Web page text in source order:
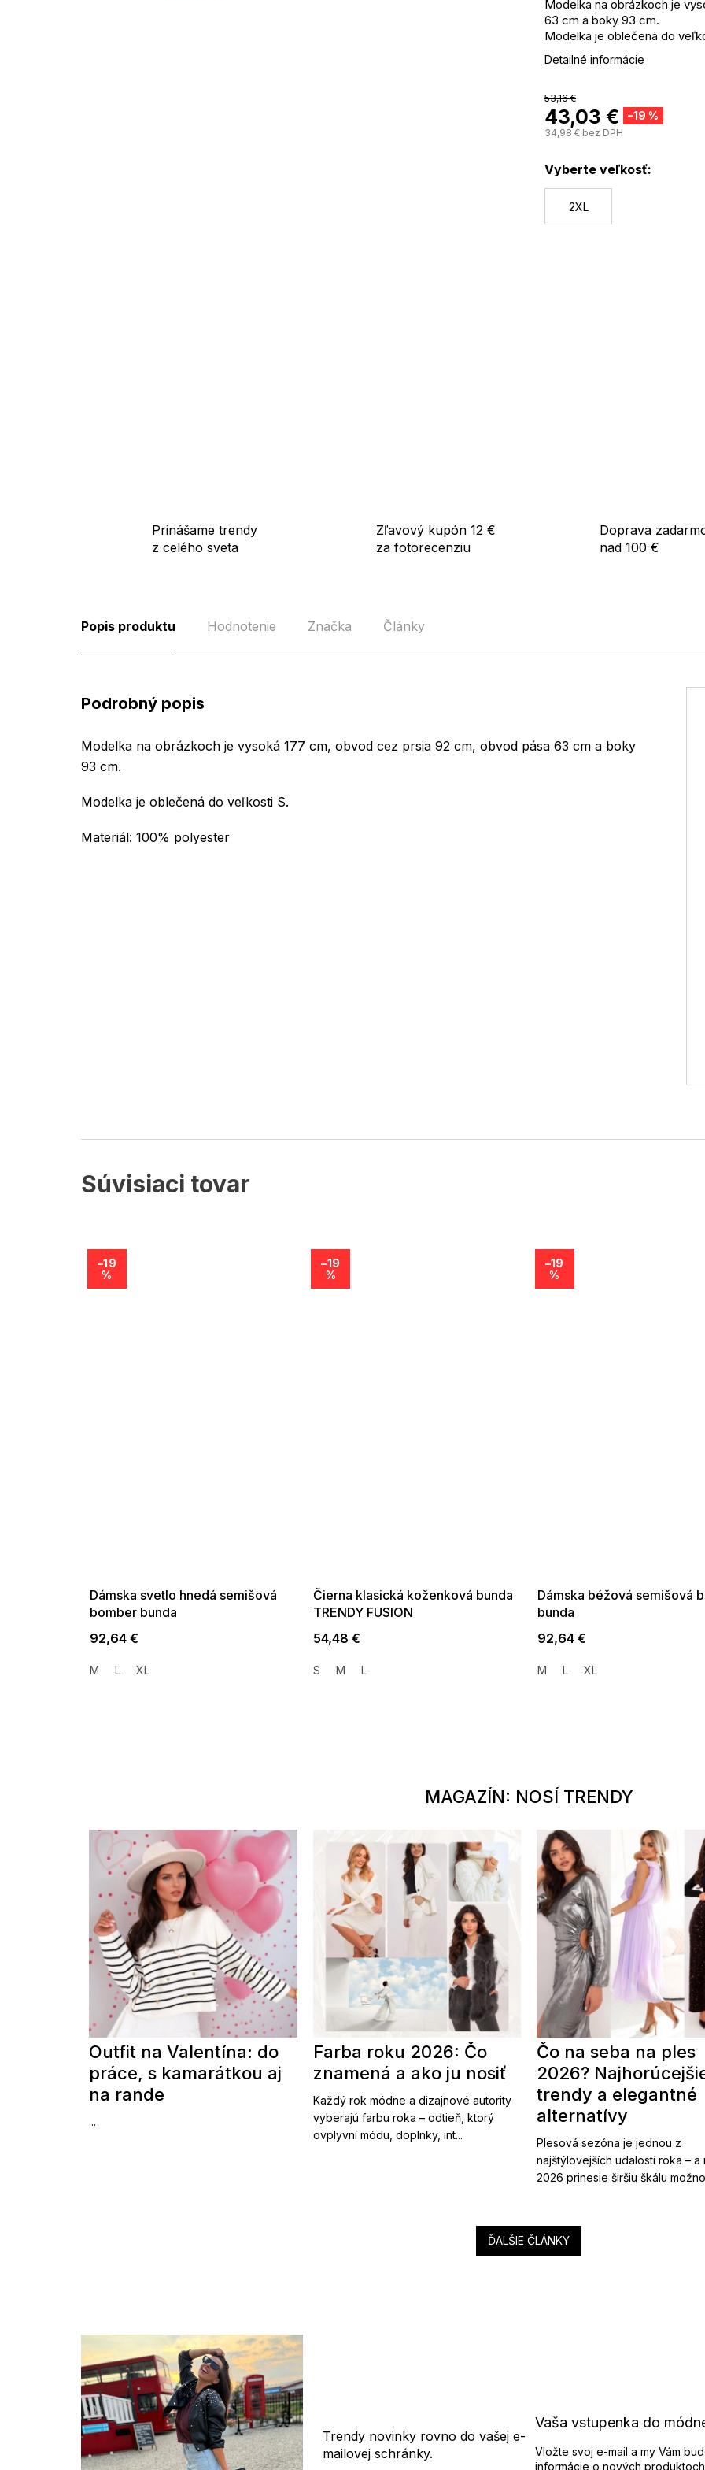
53,16 €
–19 %
43,03 €
34,98 € bez DPH
Vyberte veľkosť:
2XL
Modelka na obrázkoch je
63 cm a boky 93 cm.
Modelka je oblečená do
Materiál: 100% polyester
Detailné informácie
Prinášame trendy
z celého sveta
Zľavový kupón 12 €
za fotorecenziu
Doprava
nad 100 €
Súvisiaci tovar
–19
%
Dámska svetlo hnedá semišová
bomber bunda
92,64 €
M L XL
–19
%
Čierna klasická koženková bunda
TRENDY FUSION
54,48 €
S M L
–19
%
Dámska béžová semišová
bunda
92,64 €
M L XL
Popis produktu Hodnotenie Značka Články
Podrobný popis
Modelka na obrázkoch je vysoká 177 cm, obvod cez prsia 92 cm, obvod pása 63 cm a boky
93 cm.
Modelka je oblečená do veľkosti S.
Materiál: 100% polyester
MAGAZÍN: NOSÍ TRENDY
Outfit na Valentína: do
práce, s kamarátkou aj
na rande
...
Farba roku 2026: Čo
znamená a ako ju nosiť
Každý rok módne a dizajnové autority
vyberajú farbu roka – odtieň, ktorý
ovplyvní módu, doplnky, int...
Čo na seba na ples
2026?
trendy a elegantné
alternatívy
Plesová sezóna je jednou z
najštýlovejších udalostí roka – a
2026 prinesie širšiu škálu
ĎALŠIE ČLÁNKY
Trendy novinky rovno do vašej e-
mailovej schránky.
Vaša vstupenka do
Vložte svoj e-mail a my Vám
informácie o nových